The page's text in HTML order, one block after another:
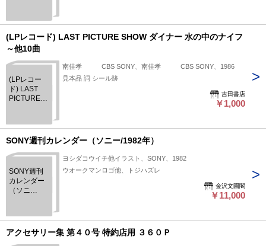
(LPレコード) LAST PICTURE SHOW ダイナー 水の中のナイフ
～他10曲
(LPレコー
ド) LAST
PICTURE
のナイフ～
他10曲
南佳孝 CBS SONY、南佳孝 CBS SONY、1986
見本品 詞 シール跡
吉田書店
￥1,000
SONY週刊カレンダー（ソニー/1982年）
SONY週刊
カレンダー
（ソニ
ヨシダコウイチ他イラスト、SONY、1982
ウオークマンロゴ他、トジハズレ
金沢文圃閣
￥11,000
アクセサリー集 第４０号 特約店用 ３６０Ｐ